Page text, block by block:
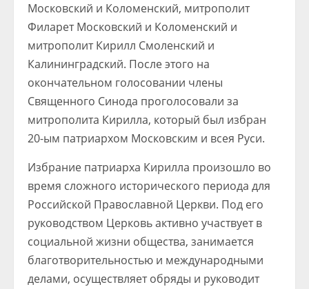
Московский и Коломенский, митрополит
Филарет Московский и Коломенский и
митрополит Кирилл Смоленский и
Калининградский. После этого на
окончательном голосовании члены
Священного Синода проголосовали за
митрополита Кирилла, который был избран
20-ым патриархом Московским и всея Руси.
Избрание патриарха Кирилла произошло во
время сложного исторического периода для
Российской Православной Церкви. Под его
руководством Церковь активно участвует в
социальной жизни общества, занимается
благотворительностью и международными
делами, осуществляет обряды и руководит